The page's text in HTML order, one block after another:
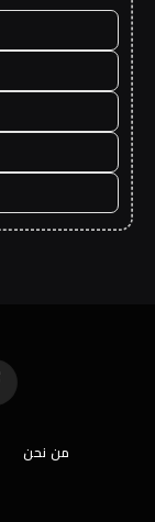
من نحن